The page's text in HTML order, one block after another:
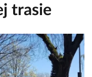
trasie